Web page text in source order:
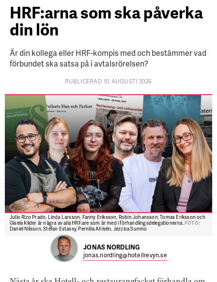
HRF:arna som ska påverka
din lön
Är din kollega eller HRF-kompis med och bestämmer vad
förbundet ska satsa på i avtalsrörelsen?
PUBLICERAD 10 AUGUSTI 2026
Julio Rizo Prado, Linda Larsson, Fanny Eriksson, Robin Johansson, Tomas Eriksson och
Gisela Kilder är några av alla HRF:are som är med i förhandlingsdelegationerna.FOTO:
Daniel Nilsson, Stéfan Estassy, Pernilla Ahlsén, Jezzica Sunmo
JONAS NORDLING
jonas.nordling@hotellrevyn.se